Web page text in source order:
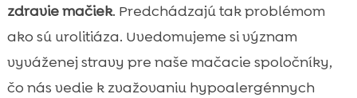
zdravie mačiek. Predchádzajú tak problémom
ako sú urolitiáza. Uvedomujeme si význam
vyváženej stravy pre naše mačacie spoločníky,
čo nás vedie k zvažovaniu hypoalergénnych